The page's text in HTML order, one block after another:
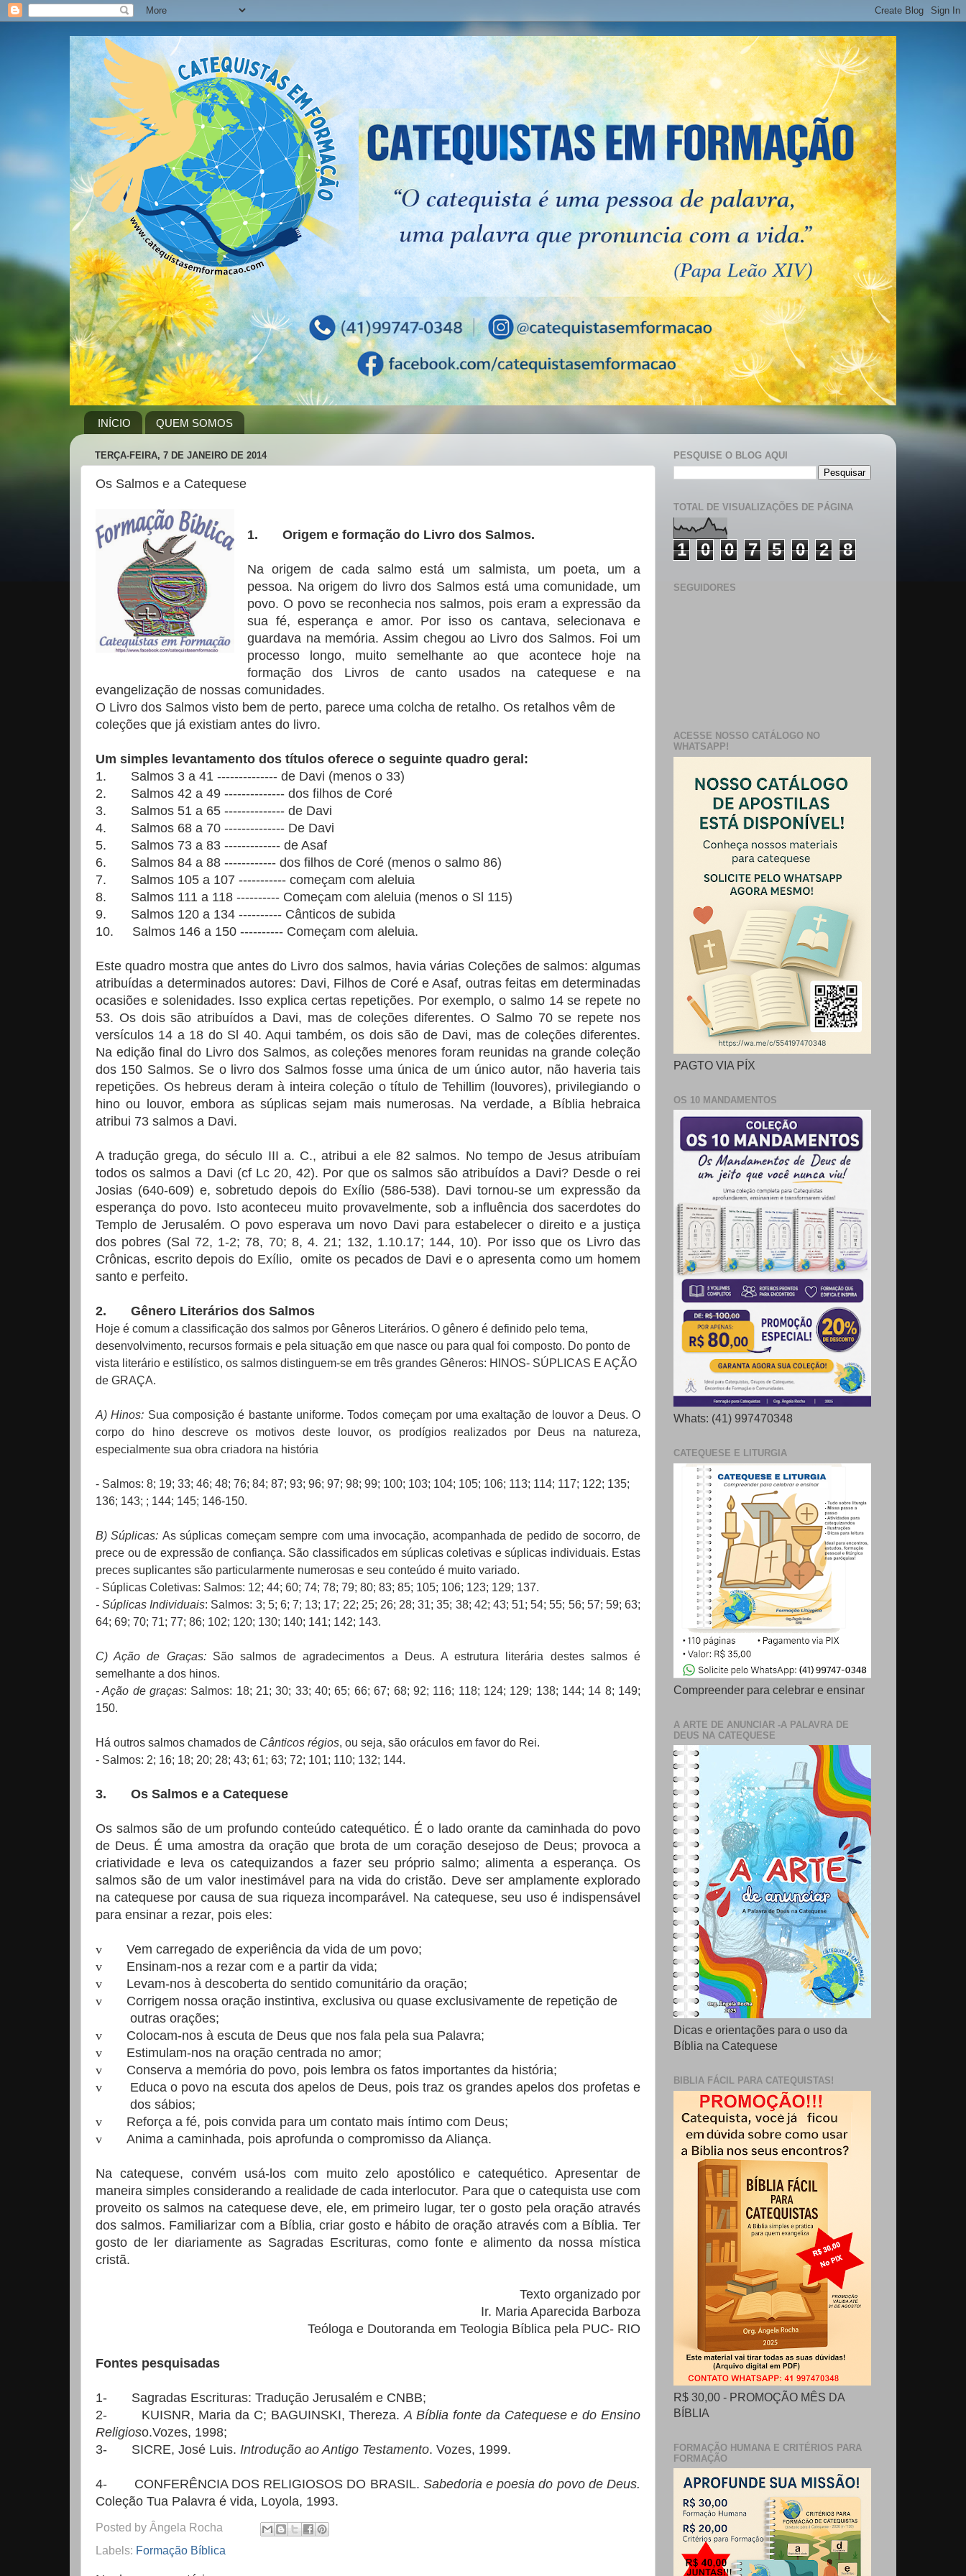
INÍCIO QUEM SOMOS
TERÇA-FEIRA, 7 DE JANEIRO DE 2014
Os Salmos e a Catequese
1. Origem e formação do Livro dos Salmos.
Na origem de cada salmo está um salmista, um poeta, um a
pessoa. Na origem do livro dos Salmos está uma comunidade, um
povo. O povo se reconhecia nos salmos, pois eram a expressão da
sua fé, esperança e amor. Por isso os cantava, selecionava e
guardava na memória. Assim chegou ao Livro dos Salmos. Foi um
processo longo, muito semelhante ao que acontece hoje na
formação dos Livros de canto usados na catequese e na
evangelização de nossas comunidades.
O Livro dos Salmos visto bem de perto, parece uma colcha de retalho. Os retalhos vêm de
coleções que já existiam antes do livro.
Um simples levantamento dos títulos oferece o seguinte quadro geral:
1.
Salmos 3 a 41 -------------- de Davi (menos o 33)
2.
Salmos 42 a 49 -------------- dos filhos de Coré
3.
Salmos 51 a 65 -------------- de Davi
4.
Salmos 68 a 70 -------------- De Davi
5.
Salmos 73 a 83 ------------- de Asaf
6.
Salmos 84 a 88 ------------ dos filhos de Coré (menos o salmo 86)
7.
Salmos 105 a 107 ----------- começam com aleluia
8.
Salmos 111 a 118 ---------- Começam com aleluia (menos o Sl 115)
9.
Salmos 120 a 134 ---------- Cânticos de subida
10.
Salmos 146 a 150 ---------- Começam com aleluia.
Este quadro mostra que antes do Livro dos salmos, havia várias Coleções de salmos: algumas
atribuídas a determinados autores: Davi, Filhos de Coré e Asaf, outras feitas em determinadas
ocasiões e solenidades. Isso explica certas repetições. Por exemplo, o salmo 14 se repete no
53. Os dois são atribuídos a Davi, mas de coleções diferentes. O Salmo 70 se repete nos
versículos 14 a18 do Sl 40. Aqui também, os dois são de Davi, mas de coleções diferentes.
Na edição final do Livro dos Salmos, as coleções menores foram reunidas na grande coleção
dos 150 Salmos. Se o livro dos Salmos fosse uma única de um único autor, não haveria tais
repetições. Os hebreus deram à inteira coleção o título de Tehillim (louvores), privilegiando o
hino ou louvor, embora as súplicas sejam mais numerosas. Na verdade, a Bíblia hebraica
atribui 73 salmos a Davi.
A tradução grega, do século III a. C., atribui a ele 82 salmos. No tempo de Jesus atribuíam
todos os salmos a Davi (cf Lc 20, 42). Por que os salmos são atribuídos a Davi? Desde o rei
Josias (640-609) e, sobretudo depois do Exílio (586-538). Davi tornou-se um expressão da
esperança do povo. Isto aconteceu muito provavelmente, sob a influência dos sacerdotes do
Templo de Jerusalém. O povo esperava um novo Davi para estabelecer o direito e a justiça
dos pobres (Sal 72, 1-2; 78, 70; 8, 4. 21; 132, 1.10.17; 144, 10). Por isso que os Livro das
Crônicas, escrito depois do Exílio, omite os pecados de Davi e o apresenta como um homem
santo e perfeito.
2. Gênero Literários dos Salmos
Hoje é comum a classificação dos salmos por Gêneros Literários. O gênero é definido pelo tema,
desenvolvimento, recursos formais e pela situação em que nasce ou para qual foi composto. Do ponto de
vista literário e estilístico, os salmos distinguem-se em três grandes Gêneros: HINOS- SÚPLICAS E AÇÃO
de GRAÇA.
A) Hinos: Sua composição é bastante uniforme. Todos começam por uma exaltação de louvor a Deus. O
corpo do hino descreve os motivos deste louvor, os prodígios realizados por Deus na natureza,
especialmente sua obra criadora na história
- Salmos: 8; 19; 33; 46; 48; 76; 84; 87; 93; 96; 97; 98; 99; 100; 103; 104; 105; 106; 113; 114; 117; 122; 135;
136; 143; ; 144; 145; 146-150.
B) Súplicas: As súplicas começam sempre com uma invocação, acompanhada de pedido de socorro, de
prece ou de expressão de confiança. São classificados em súplicas coletivas e súplicas individuais. Estas
preces suplicantes são particularmente numerosas e seu conteúdo é muito variado.
- Súplicas Coletivas: Salmos: 12; 44; 60; 74; 78; 79; 80; 83; 85; 105; 106; 123; 129; 137.
- Súplicas Individuais: Salmos: 3; 5; 6; 7; 13; 17; 22; 25; 26; 28; 31; 35; 38; 42; 43; 51; 54; 55; 56; 57; 59; 63;
64; 69; 70; 71; 77; 86; 102; 120; 130; 140; 141; 142; 143.
C) Ação de Graças: São salmos de agradecimentos a Deus. A estrutura literária destes salmos é
semelhante a dos hinos.
- Ação de graças: Salmos: 18; 21; 30; 33; 40; 65; 66; 67; 68; 92; 116; 118; 124; 129; 138; 144; 14 8; 149;
150.
Há outros salmos chamados de Cânticos régios, ou seja, são oráculos em favor do Rei.
- Salmos: 2; 16; 18; 20; 28; 43; 61; 63; 72; 101; 110; 132; 144.
3. Os Salmos e a Catequese
Os salmos são de um profundo conteúdo catequético. É o lado orante da caminhada do povo
de Deus. É uma amostra da oração que brota de um coração desejoso de Deus; provoca a
criatividade e leva os catequizandos a fazer seu próprio salmo; alimenta a esperança. Os
salmos são de um valor inestimável para na vida do cristão. Deve ser amplamente explorado
na catequese por causa de sua riqueza incomparável. Na catequese, seu uso é indispensável
para ensinar a rezar, pois eles:
v
Vem carregado de experiência da vida de um povo;
v
Ensinam-nos a rezar com e a partir da vida;
v
Levam-nos à descoberta do sentido comunitário da oração;
v
Corrigem nossa oração instintiva, exclusiva ou quase exclusivamente de repetição de
outras orações;
v
Colocam-nos à escuta de Deus que nos fala pela sua Palavra;
v
Estimulam-nos na oração centrada no amor;
v
Conserva a memória do povo, pois lembra os fatos importantes da história;
v
Educa o povo na escuta dos apelos de Deus, pois traz os grandes apelos dos profetas e
dos sábios;
v
Reforça a fé, pois convida para um contato mais íntimo com Deus;
v
Anima a caminhada, pois aprofunda o compromisso da Aliança.
Na catequese, convém usá-los com muito zelo apostólico e catequético. Apresentar de
maneira simples considerando a realidade de cada interlocutor. Para que o catequista use com
proveito os salmos na catequese deve, ele, em primeiro lugar, ter o gosto pela oração através
dos salmos. Familiarizar com a Bíblia, criar gosto e hábito de oração através com a Bíblia. Ter
gosto de ler diariamente as Sagradas Escrituras, como fonte e alimento da nossa mística
cristã.
Texto organizado por
Ir. Maria Aparecida Barboza
Teóloga e Doutoranda em Teologia Bíblica pela PUC- RIO
Fontes pesquisadas
1-
Sagradas Escrituras: Tradução Jerusalém e CNBB;
2-
KUISNR, Maria da C; BAGUINSKI, Thereza.A Bíblia fonte da Catequese e do Ensino
Religioso.Vozes, 1998;
3-
SICRE, José Luis. Introdução ao Antigo Testamento. Vozes, 1999.
4- CONFERÊNCIA DOS RELIGIOSOS DO BRASIL. Sabedoria e poesia do povo de Deus.
Coleção Tua Palavra é vida, Loyola, 1993.
Posted by Ângela Rocha
Labels: Formação Bíblica
PESQUISE O BLOG AQUI
TOTAL DE VISUALIZAÇÕES DE PÁGINA
1 0 0 7 5 0 2 8
SEGUIDORES
ACESSE NOSSO CATÁLOGO NO
WHATSAPP!
PAGTO VIA PÍX
OS 10 MANDAMENTOS
Whats: (41) 997470348
CATEQUESE E LITURGIA
Compreender para celebrar e ensinar
A ARTE DE ANUNCIAR -A PALAVRA DE
DEUS NA CATEQUESE
Dicas e orientações para o uso da
Bíblia na Catequese
BIBLIA FÁCIL PARA CATEQUISTAS!
R$ 30,00 - PROMOÇÃO MÊS DA
BÍBLIA
FORMAÇÃO HUMANA E CRITÉRIOS PARA
FORMAÇÃO